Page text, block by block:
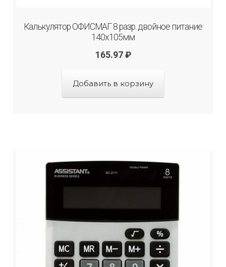
Калькулятор ОФИСМАГ 8 разр. двойное питание
140х105мм
165.97 ₽
Добавить в корзину